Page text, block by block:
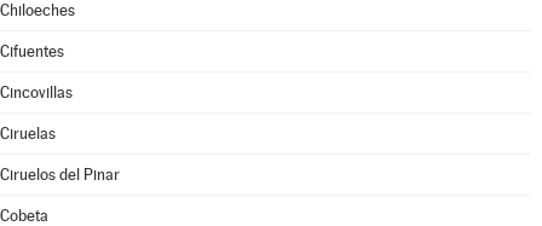
Chiloeches
Cifuentes
Cincovillas
Ciruelas
Ciruelos del Pinar
Cobeta